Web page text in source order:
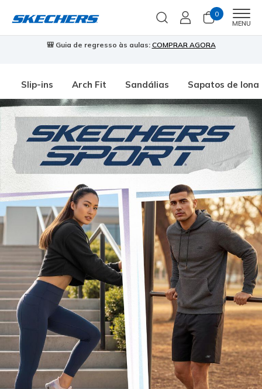
0
MENU
🎒 Guia de regresso às aulas: COMPRAR AGORA
Slip-ins Arch Fit Sandálias Sapatos de lona